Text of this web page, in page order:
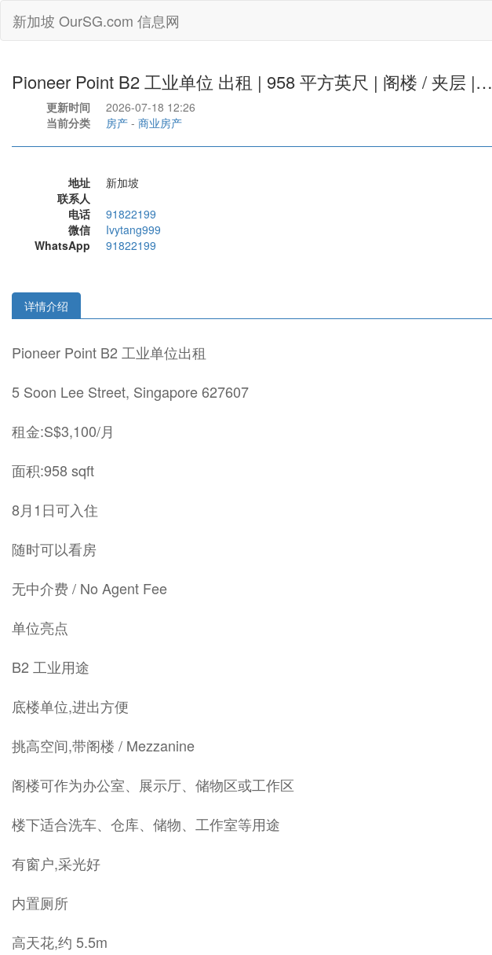
新加坡 OurSG.com 信息网
Pioneer Point B2 工业单位 出租 | 958 平方英尺 | 阁楼 / 夹层 |…
更新时间
2026-07-18 12:26
当前分类
房产 - 商业房产
地址
新加坡
联系人
电话
91822199
微信
Ivytang999
WhatsApp
91822199
详情介绍
Pioneer Point B2 工业单位出租
5 Soon Lee Street, Singapore 627607
租金:S$3,100/月
面积:958 sqft
8月1日可入住
随时可以看房
无中介费 / No Agent Fee
单位亮点
B2 工业用途
底楼单位,进出方便
挑高空间,带阁楼 / Mezzanine
阁楼可作为办公室、展示厅、储物区或工作区
楼下适合洗车、仓库、储物、工作室等用途
有窗户,采光好
内置厕所
高天花,约 5.5m